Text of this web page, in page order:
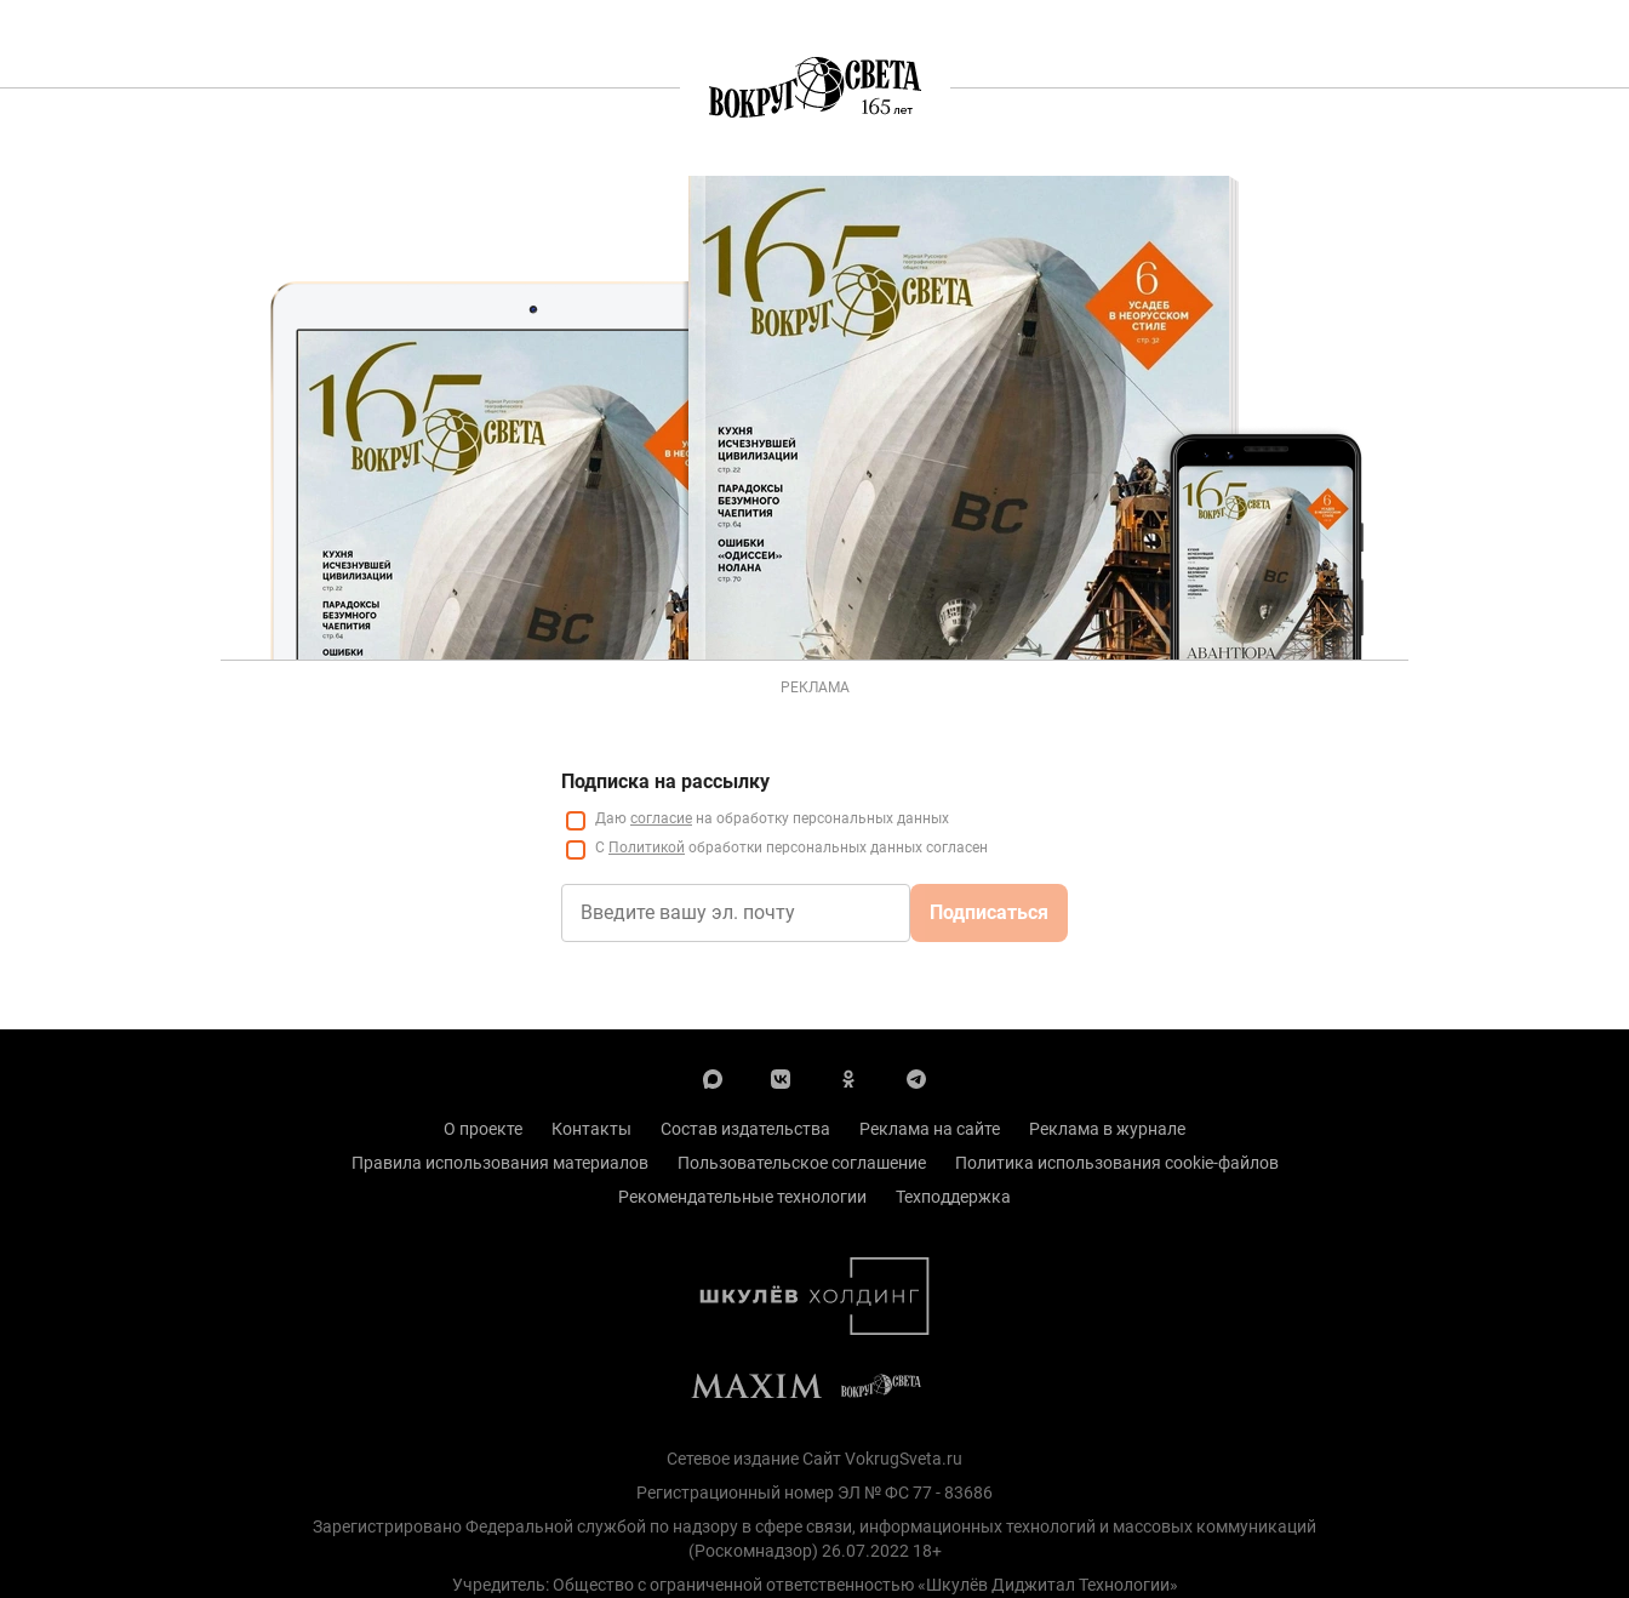
РЕКЛАМА
Подписка на рассылку
Даю согласие на обработку персональных данных
С Политикой обработки персональных данных согласен
Подписаться
О проекте Контакты Состав издательства Реклама на сайте
Реклама в журнале
Правила использования материалов
Пользовательское соглашение
Политика использования cookie-файлов
Рекомендательные технологии
Техподдержка
Сетевое издание Сайт VokrugSveta.ru
Регистрационный номер ЭЛ № ФС 77 - 83686
Зарегистрировано Федеральной службой по надзору в сфере связи, информационных технологий и массовых коммуникаций
(Роскомнадзор) 26.07.2022 18+
Учредитель: Общество с ограниченной ответственностью «Шкулёв Диджитал Технологии»